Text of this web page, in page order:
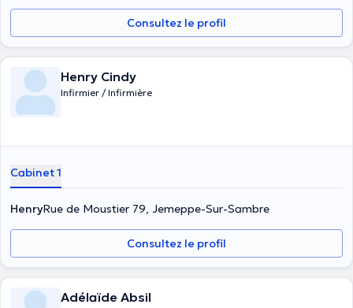
Consultez le profil
Henry Cindy
Infirmier / Infirmière
Cabinet 1
HenryRue de Moustier 79, Jemeppe-Sur-Sambre
Consultez le profil
Adélaïde Absil